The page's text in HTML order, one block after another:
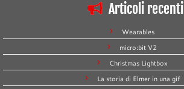
Articoli recenti
Wearables
micro:bit V2
Christmas Lightbox
La storia di Elmer in una gif